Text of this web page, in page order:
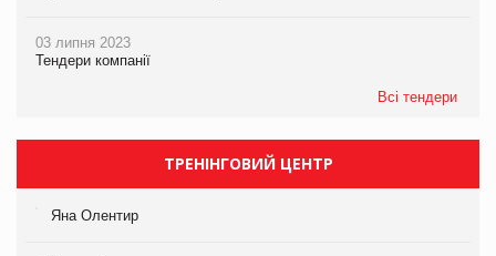
03 липня 2023
Тендери компанії
Всі тендери
ТРЕНІНГОВИЙ ЦЕНТР
Яна Олентир